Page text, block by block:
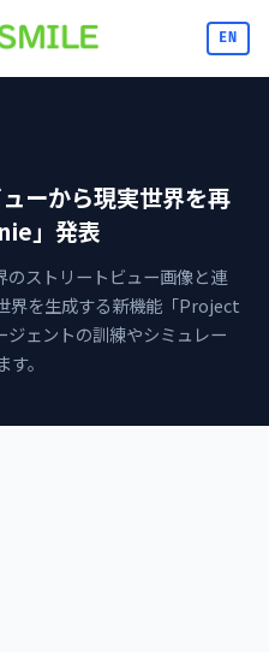
EN
ーから現実世界を再
」発表
ストリートビュー画像と連
界を生成する新機能「Project
ェントの訓練やシミュレー
。